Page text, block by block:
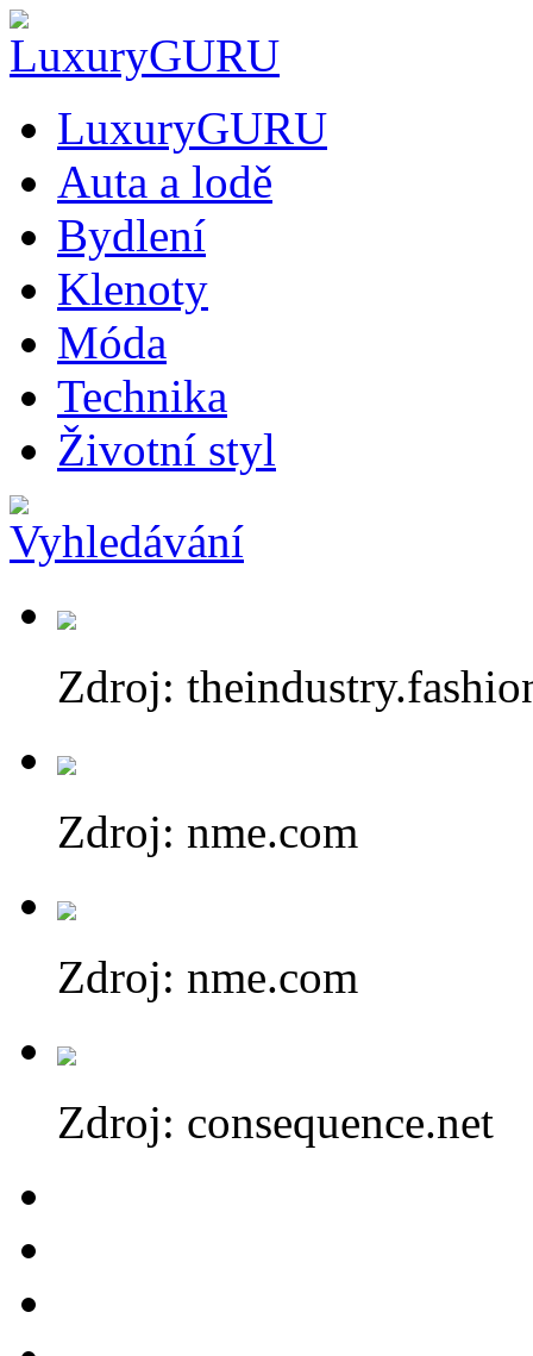
LuxuryGURU
Auta a lodě
Bydlení
Klenoty
Móda
Technika
Životní styl
Zdroj:
Zdroj: nme.com
Zdroj: nme.com
Zdroj: consequence.net